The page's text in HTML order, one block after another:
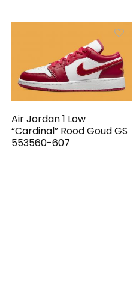
Air Jordan 1 Low
“Cardinal” Rood Goud GS
553560-607